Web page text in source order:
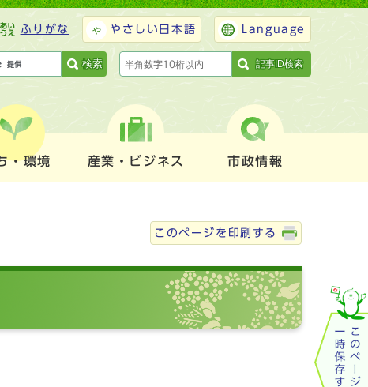
ふりがな やさしい日本語 Language
検索 記事ID検索
・環境 産業・ビジネス 市政情報
このページを印刷する